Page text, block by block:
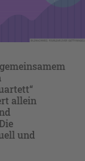
allein
und